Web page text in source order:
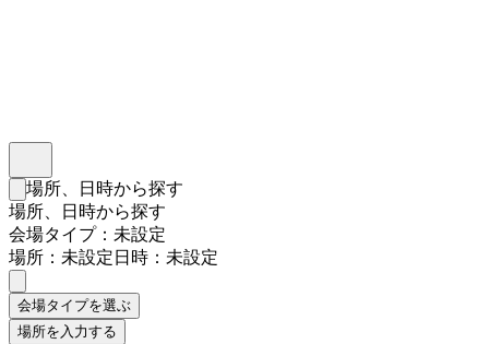
検索フォームを閉じる
場所、日時から探す
場所、日時から探す
会場タイプ：未設定
場所：未設定日時：未設定
会場タイプを選ぶ
場所を入力する